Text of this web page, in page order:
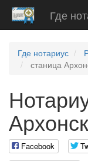
Где
Где нотариус
станица
Facebook